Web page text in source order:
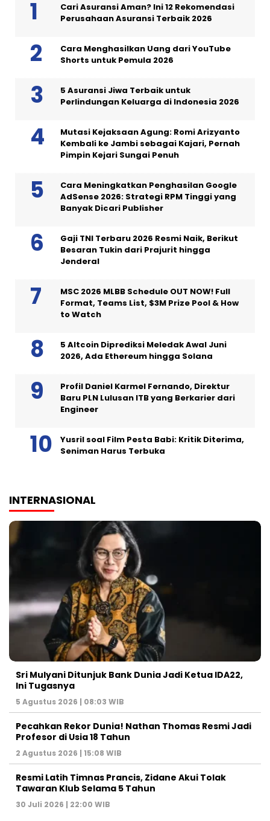
Cari Asuransi Aman? Ini 12 Rekomendasi
Perusahaan Asuransi Terbaik 2026
Cara Menghasilkan Uang dari YouTube
Shorts untuk Pemula 2026
5 Asuransi Jiwa Terbaik untuk
Perlindungan Keluarga di Indonesia 2026
Mutasi Kejaksaan Agung: Romi Arizyanto
Kembali ke Jambi sebagai Kajari, Pernah
Pimpin Kejari Sungai Penuh
Cara Meningkatkan Penghasilan Google
AdSense 2026: Strategi RPM Tinggi yang
Banyak Dicari Publisher
Gaji TNI Terbaru 2026 Resmi Naik, Berikut
Besaran Tukin dari Prajurit hingga
Jenderal
MSC 2026 MLBB Schedule OUT NOW! Full
Format, Teams List, $3M Prize Pool & How
to Watch
5 Altcoin Diprediksi Meledak Awal Juni
2026, Ada Ethereum hingga Solana
Profil Daniel Karmel Fernando, Direktur
Baru PLN Lulusan ITB yang Berkarier dari
Engineer
Yusril soal Film Pesta Babi: Kritik Diterima,
Seniman Harus Terbuka
INTERNASIONAL
Sri Mulyani Ditunjuk Bank Dunia Jadi Ketua IDA22,
Ini Tugasnya
5 Agustus 2026 | 08:03 WIB
Pecahkan Rekor Dunia! Nathan Thomas Resmi Jadi
Profesor di Usia 18 Tahun
2 Agustus 2026 | 15:08 WIB
Resmi Latih Timnas Prancis, Zidane Akui Tolak
Tawaran Klub Selama 5 Tahun
30 Juli 2026 | 22:00 WIB